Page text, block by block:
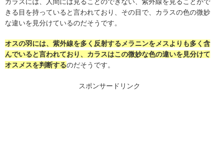
カラスには、人間には見ることのできない、紫外線を見ることがで
きる目を持っていると言われており、その目で、カラスの色の微妙
な違いを見分けているのだそうです。
オスの羽には、紫外線を多く反射するメラニンをメスよりも多く含
んでいると言われており、カラスはこの微妙な色の違いを見分けて
オスメスを判断するのだそうです。
スポンサードリンク